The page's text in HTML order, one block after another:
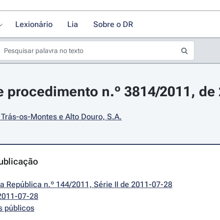
Lexionário Lia Sobre o DR
procedimento n.º 3814/2011, de
os-Montes e Alto Douro, S.A.
República n.º 144/2011, Série II de 2011-07-28
07-28
públicos